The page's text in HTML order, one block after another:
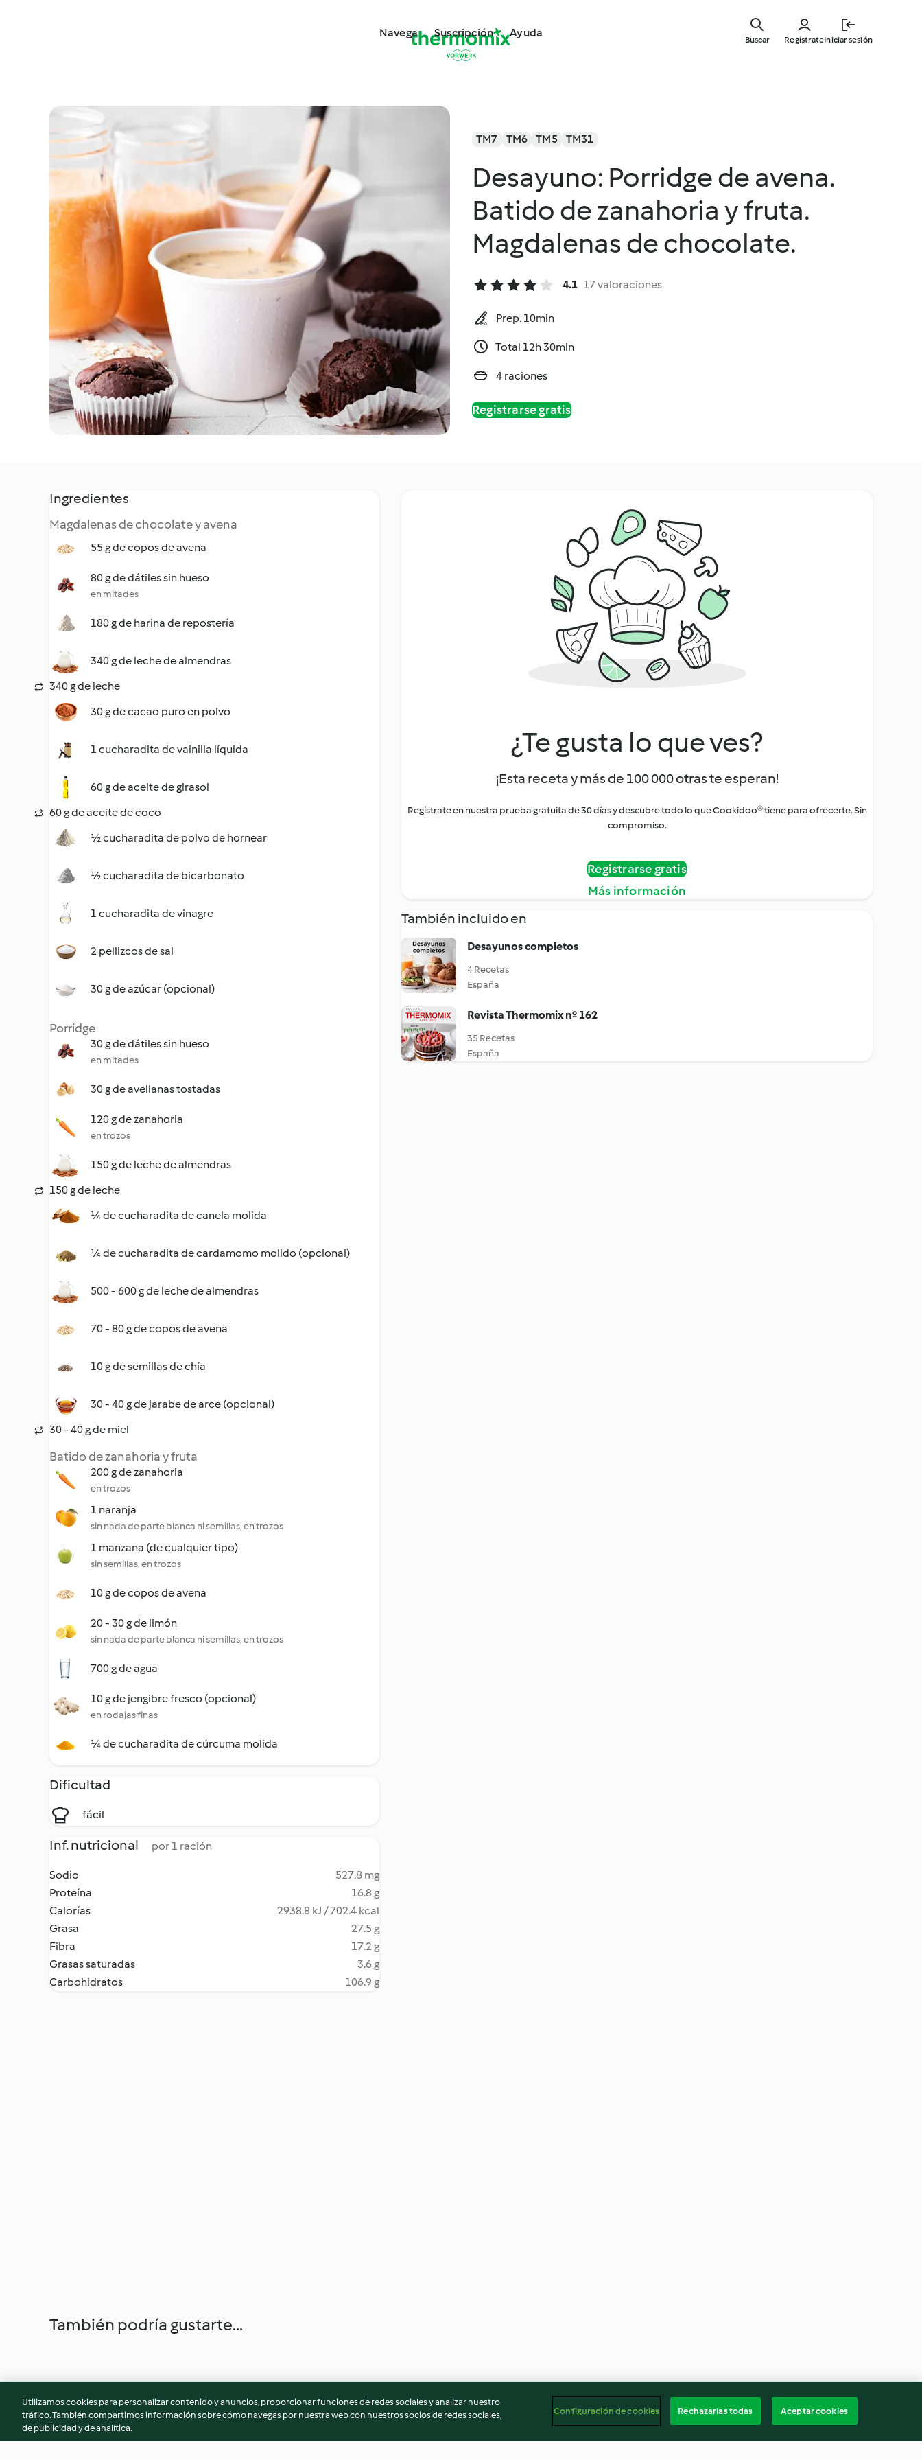
Navega Suscripción Ayuda
RegístrateIniciar sesión
Buscar
TM7 TM6 TM5 TM31
Desayuno: Porridge de avena.
Batido de zanahoria y fruta.
Magdalenas de chocolate.
4.1 17 valoraciones
Prep. 10min
Total 12h 30min
4 raciones
Registrarse gratis
Ingredientes
Magdalenas de chocolate y avena
55 g de copos de avena
80 g de dátiles sin hueso
en mitades
180 g de harina de repostería
340 g de leche de almendras
340 g de leche
30 g de cacao puro en polvo
1 cucharadita de vainilla líquida
60 g de aceite de girasol
60 g de aceite de coco
½ cucharadita de polvo de hornear
½ cucharadita de bicarbonato
1 cucharadita de vinagre
2 pellizcos de sal
30 g de azúcar (opcional)
Porridge
30 g de dátiles sin hueso
en mitades
30 g de avellanas tostadas
120 g de zanahoria
en trozos
150 g de leche de almendras
150 g de leche
¼ de cucharadita de canela molida
¼ de cucharadita de cardamomo molido (opcional)
500 - 600 g de leche de almendras
70 - 80 g de copos de avena
10 g de semillas de chía
30 - 40 g de jarabe de arce (opcional)
30 - 40 g de miel
Batido de zanahoria y fruta
200 g de zanahoria
en trozos
1 naranja
sin nada de parte blanca ni semillas, en trozos
1 manzana (de cualquier tipo)
sin semillas, en trozos
10 g de copos de avena
20 - 30 g de limón
sin nada de parte blanca ni semillas, en trozos
700 g de agua
10 g de jengibre fresco (opcional)
en rodajas finas
¼ de cucharadita de cúrcuma molida
Dificultad
fácil
Inf. nutricional por 1 ración
Sodio
527.8 mg
Proteína
16.8 g
Calorías
2938.8 kJ / 702.4 kcal
Grasa
27.5 g
Fibra
17.2 g
Grasas saturadas
3.6 g
Carbohidratos
106.9 g
¿Te gusta lo que ves?
¡Esta receta y más de 100 000 otras te esperan!
Regístrate en nuestra prueba gratuita de 30 días y descubre todo lo que Cookidoo® tiene para ofrecerte. Sin
compromiso.
Registrarse gratis
Más información
También incluido en
Desayunos completos
4 Recetas
España
Revista Thermomix nº 162
35 Recetas
España
También podría gustarte...
Utilizamos cookies para personalizar contenido y anuncios, proporcionar funciones de redes sociales y analizar nuestro
tráfico. También compartimos información sobre cómo navegas por nuestra web con nuestros socios de redes sociales,
de publicidad y de analítica.
Configuración de cookies Rechazarlas todas Aceptar cookies